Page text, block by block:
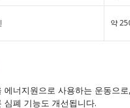
약
에너지원으로 사용하는 운동으
심폐 기능도 개선됩니다.